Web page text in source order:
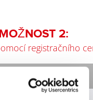
2:
registračního
vozidle: